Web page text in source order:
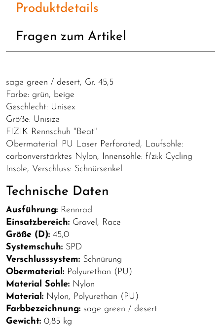
Produktdetails
Fragen zum Artikel
sage green / desert, Gr. 45,5
Farbe: grün, beige
Geschlecht: Unisex
Größe: Unisize
FIZIK Rennschuh "Beat"
Obermaterial: PU Laser Perforated, Laufsohle:
carbonverstärktes Nylon, Innensohle: fi'zi:k Cycling
Insole, Verschluss: Schnürsenkel
Technische Daten
Ausführung: Rennrad
Einsatzbereich: Gravel, Race
Größe (D): 45,0
Systemschuh: SPD
Verschlusssystem: Schnürung
Obermaterial: Polyurethan (PU)
Material Sohle: Nylon
Material: Nylon, Polyurethan (PU)
Farbbezeichnung: sage green / desert
Gewicht: 0,85 kg